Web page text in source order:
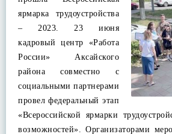
ярмарка трудоустройства
– 2023. 23 июня
кадровый центр «Работа
России» Аксайского
района совместно с
социальными партнерами
провел федеральный этап
«Всероссийской ярмарки
возможностей». Организаторами